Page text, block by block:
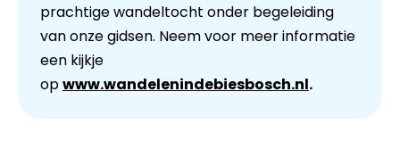
prachtige wandeltocht onder begeleiding
van onze gidsen. Neem voor meer informatie
een kijkje
opwww.wandelenindebiesbosch.nl.